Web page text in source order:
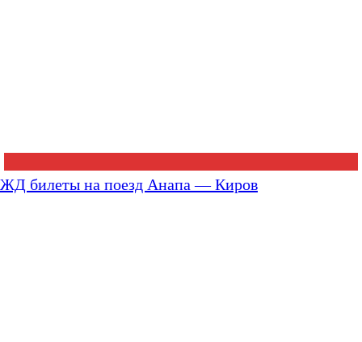
ЖД билеты на поезд Анапа — Киров